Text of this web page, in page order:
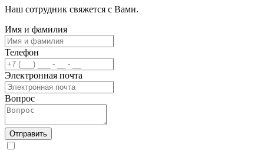
Наш сотрудник свяжется с Вами.
Имя и фамилия
Телефон
Электронная почта
Вопрос
Отправить